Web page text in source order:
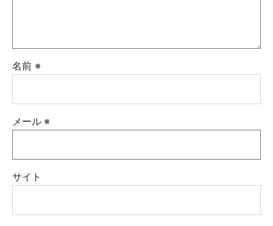
名前 ※
メール ※
サイト